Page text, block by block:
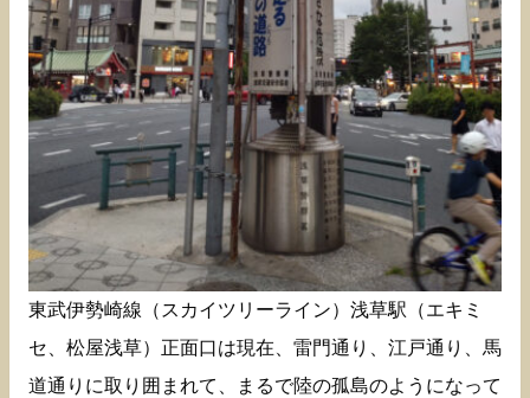
東武伊勢崎線（スカイツリーライン）浅草駅（エキミ
セ、松屋浅草）正面口は現在、雷門通り、江戸通り、馬
道通りに取り囲まれて、まるで陸の孤島のようになって